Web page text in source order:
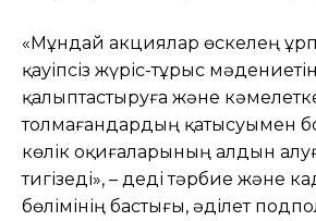
«Мұндай акциялар өскелең
қауіпсіз жүріс-тұрыс мәдениетін
қалыптастыруға және
толмағандардың қатысуымен
көлік оқиғаларының алдын
тигізеді», – деді тәрбие және
бөлімінің бастығы, әділет